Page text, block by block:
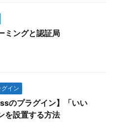
ミングと認証局
イン
のプラグイン】「いい
を設置する方法